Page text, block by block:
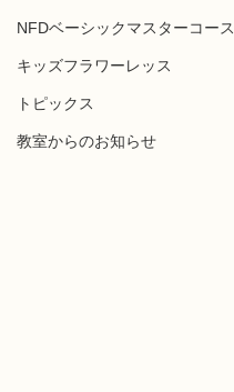
NFDベーシックマスターコース
キッズフラワーレッス
トピックス
教室からのお知らせ